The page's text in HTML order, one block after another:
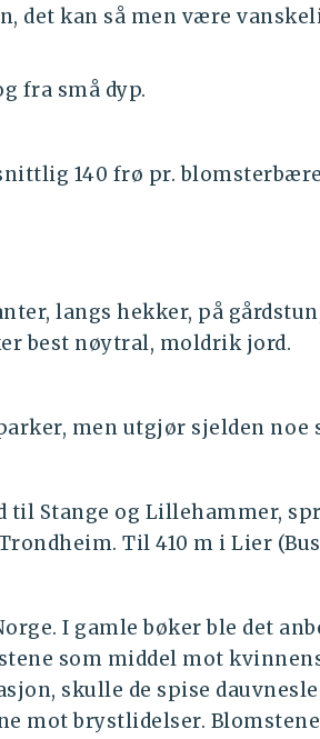
det kan så men være
fra små dyp.
140 frø pr.
langs hekker, på
best nøytral, moldrik jord.
men utgjør sjelden noe
til Stange og Lillehammer,
Til 410 m i Lier
I gamle bøker ble det
som middel mot
skulle de spise dauvnesle
mot brystlidelser.